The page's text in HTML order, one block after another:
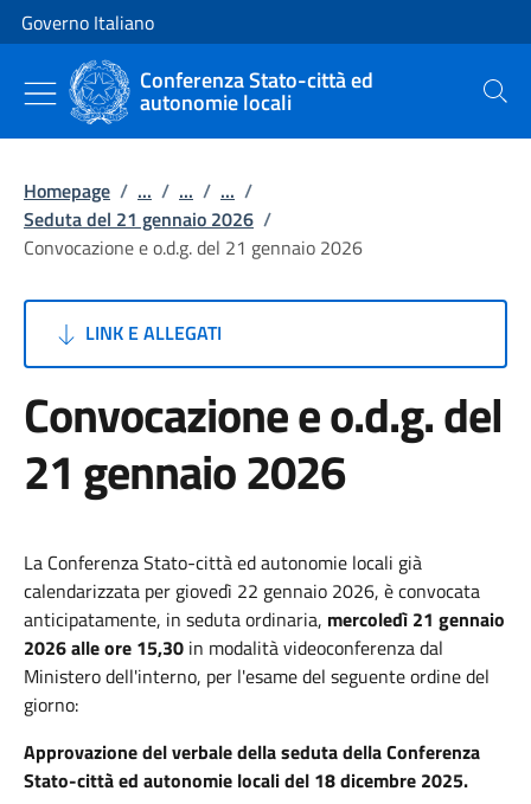
Vai al contenuto
Vai alla navigazione del sito
Governo Italiano
Conferenza Stato-città ed
autonomie locali Cerca
Homepage / ... / ... / ... /
Seduta del 21 gennaio 2026 /
Convocazione e o.d.g. del 21 gennaio 2026
LINK E ALLEGATI
Convocazione e o.d.g. del
21 gennaio 2026
La Conferenza Stato-città ed autonomie locali già
calendarizzata per giovedì 22 gennaio 2026, è convocata
anticipatamente, in seduta ordinaria, mercoledì 21 gennaio
2026 alle ore 15,30 in modalità videoconferenza dal
Ministero dell'interno, per l'esame del seguente ordine del
giorno:
Approvazione del verbale della seduta della Conferenza
Stato-città ed autonomie locali del 18 dicembre 2025.